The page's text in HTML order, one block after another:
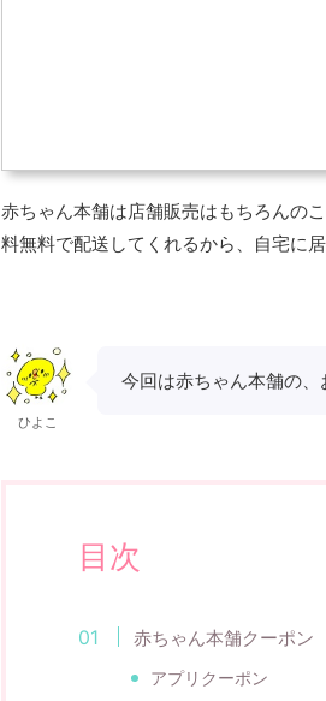
赤ちゃん本舗は店舗販売はもちろんの
料無料で配送してくれるから、自宅に
ひよこ
今回は赤ちゃん本舗の、
目次
赤ちゃん本舗クーポン
アプリクーポン